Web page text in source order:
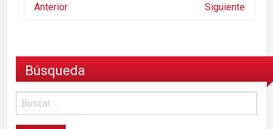
Anterior Siguiente
Búsqueda